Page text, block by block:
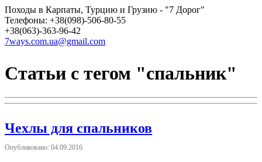
Походы в Карпаты, Турцию и Грузию - "7 Дорог"
Телефоны: +38(098)-506-80-55
+38(063)-363-96-42
7ways.com.ua@gmail.com
Статьи с тегом "спальник"
Чехлы для спальников
Опубликовано: 04.09.2016